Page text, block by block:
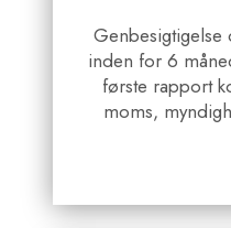
Genbesigtigelse
inden for 6
første rapport
moms,